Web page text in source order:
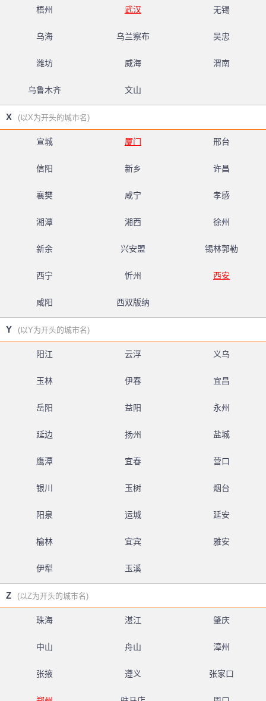
梧州 武汉 无锡
乌海 乌兰察布 吴忠
潍坊 威海 渭南
乌鲁木齐 文山
X (以X为开头的城市名)
宣城 厦门 邢台
信阳 新乡 许昌
襄樊 咸宁 孝感
湘潭 湘西 徐州
新余 兴安盟 锡林郭勒
西宁 忻州 西安
咸阳 西双版纳
Y (以Y为开头的城市名)
阳江 云浮 义乌
玉林 伊春 宜昌
岳阳 益阳 永州
延边 扬州 盐城
鹰潭 宜春 营口
银川 玉树 烟台
阳泉 运城 延安
榆林 宜宾 雅安
伊犁 玉溪
Z (以Z为开头的城市名)
珠海 湛江 肇庆
中山 舟山 漳州
张掖 遵义 张家口